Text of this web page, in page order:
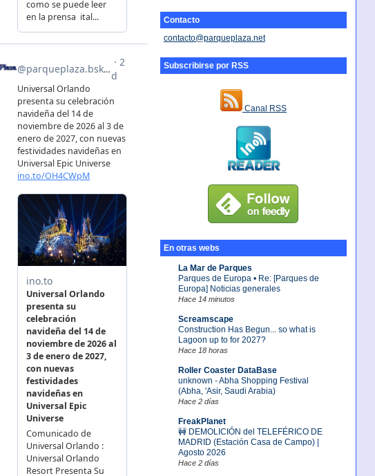
Contacto
contacto@parqueplaza.net
Subscribirse por RSS
Canal RSS
En otras webs
La Mar de Parques
Parques de Europa • Re: [Parques de
Europa] Noticias generales
Hace 14 minutos
Screamscape
Construction Has Begun... so what is
Lagoon up to for 2027?
Hace 18 horas
Roller Coaster DataBase
unknown - Abha Shopping Festival
(Abha, 'Asir, Saudi Arabia)
Hace 2 días
FreakPlanet
🚧 DEMOLICIÓN del TELEFÉRICO DE
MADRID (Estación Casa de Campo) |
Agosto 2026
Hace 2 días